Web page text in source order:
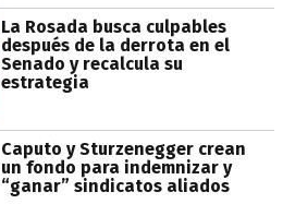
La Rosada busca culpables
después de la derrota en el
Senado y recalcula su
estrategia
Caputo y Sturzenegger crean
un fondo para indemnizar y
“ganar” sindicatos aliados